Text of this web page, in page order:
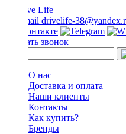
drivelife-
Заказать звонок
О нас
Доставка и оплата
Наши клиенты
Контакты
Как купить?
Бренды